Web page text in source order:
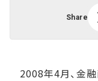
Share
2008年4月、金